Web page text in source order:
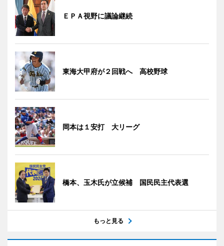
ＥＰＡ視野に議論継続
東海大甲府が２回戦へ 高校野球
岡本は１安打 大リーグ
橋本、玉木氏が立候補 国民民主代表選
もっと見る